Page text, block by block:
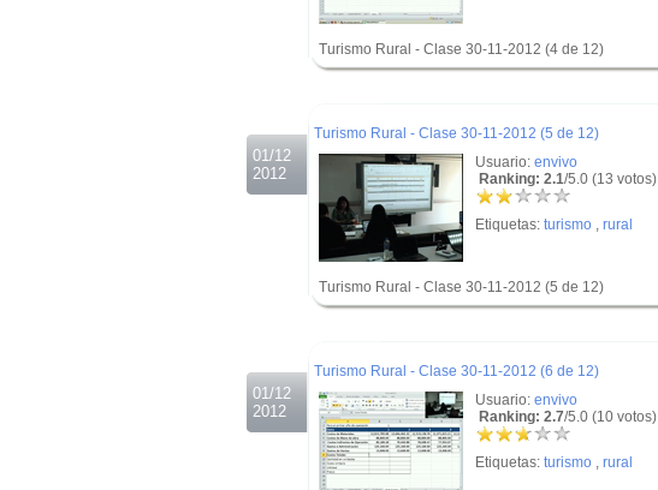
Turismo Rural - Clase 30-11-2012 (4 de 12)
01/12
2012
Turismo Rural - Clase 30-11-2012 (5 de 12)
Usuario: envivo
Ranking: 2.1/5.0 (13 votos)
Etiquetas: turismo , rural
Turismo Rural - Clase 30-11-2012 (5 de 12)
01/12
2012
Turismo Rural - Clase 30-11-2012 (6 de 12)
Usuario: envivo
Ranking: 2.7/5.0 (10 votos)
Etiquetas: turismo , rural